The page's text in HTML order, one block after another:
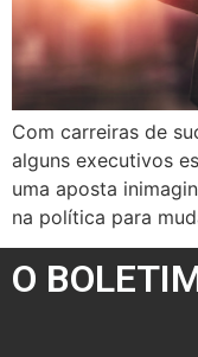
Com carreiras de
alguns executivos
uma aposta
na política para
O